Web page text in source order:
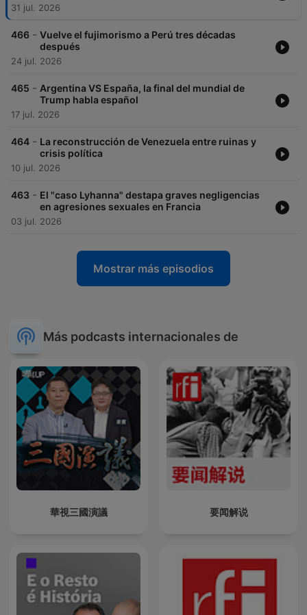
31 jul. 2026
466 - Vuelve el fujimorismo a Perú tres décadas
después
24 jul. 2026
465 - Argentina VS España, la final del mundial de
Trump habla español
17 jul. 2026
464 - La reconstrucción de Venezuela entre ruinas y
crisis política
10 jul. 2026
463 - El "caso Lyhanna" destapa graves negligencias
en agresiones sexuales en Francia
03 jul. 2026
Mostrar más episodios
Más podcasts internacionales de
華視三國演議 要闻解说